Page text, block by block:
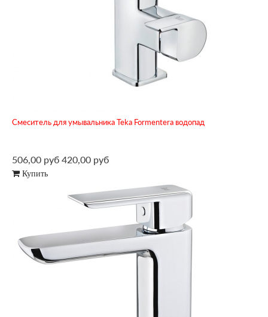
Смеситель для умывальника Teka Formentera водопад
506,00 руб 420,00 руб
Купить